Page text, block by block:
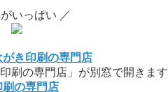
いっぱい ／
刷の専門店」が別窓で開きます